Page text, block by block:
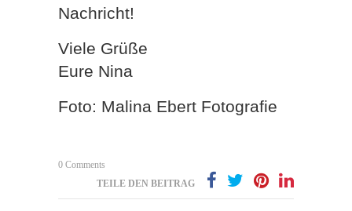
Nachricht!
Viele Grüße
Eure Nina
Foto: Malina Ebert Fotografie
0 Comments
TEILE DEN BEITRAG